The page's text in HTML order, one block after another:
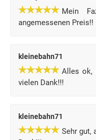
Mein
angemessenen Preis!!
kleinebahn71
Alles ok,
vielen Dank!!!
kleinebahn71
Sehr gut,